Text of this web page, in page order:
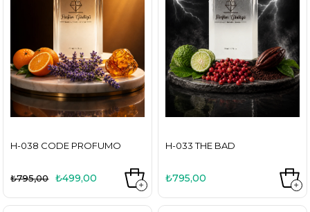
H-038 CODE PROFUMO
₺499,00
₺795,00
H-033 THE BAD
₺795,00